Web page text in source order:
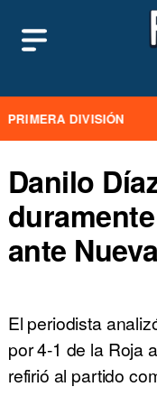
PRIMERA DIVISIÓN
Danilo
ante
El periodista
por 4-1 de la Roja
refirió al partido